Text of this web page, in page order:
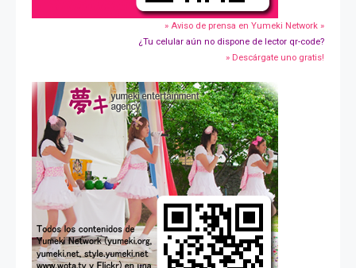
» Aviso de prensa en Yumeki Network »
¿Tu celular aún no dispone de lector qr-code?
» Descárgate uno gratis!